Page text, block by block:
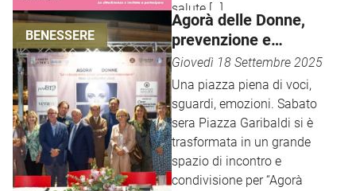
salute […]
BENESSERE
Agorà delle Donne,
prevenzione e
benessere in piazza
Garibaldi
Giovedì 18 Settembre 2025
Una piazza piena di voci,
sguardi, emozioni. Sabato
sera Piazza Garibaldi si è
trasformata in un grande
spazio di incontro e
condivisione per “Agorà